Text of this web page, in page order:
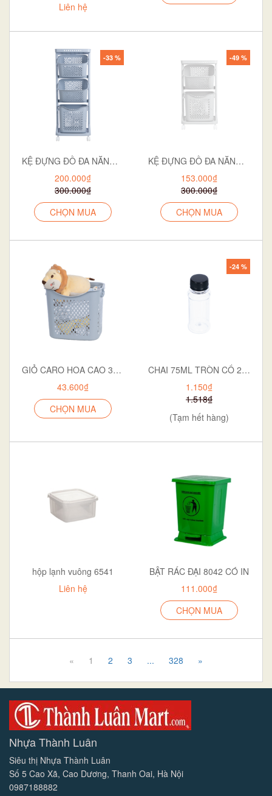
Liên hệ
KỆ ĐỰNG ĐỒ ĐA NĂNG BÉ 5560-3
200.000₫
300.000₫
-33 %
CHỌN MUA
KỆ ĐỰNG ĐỒ ĐA NĂNG BÉ 2T 5560-2
153.000₫
300.000₫
-49 %
CHỌN MUA
GIỎ CARO HOA CAO 3371
43.600₫
CHỌN MUA
CHAI 75ML TRÒN CỔ 28 NGẮN P12-0551
1.150₫
1.518₫
-24 %
(Tạm hết hàng)
hộp lạnh vuông 6541
Liên hệ
BẬT RÁC ĐẠI 8042 CÓ IN
111.000₫
CHỌN MUA
« 1 2 3 ... 328 »
Nhựa Thành Luân
Siêu thị Nhựa Thành Luân
Số 5 Cao Xã, Cao Dương, Thanh Oai, Hà Nội
0987188882